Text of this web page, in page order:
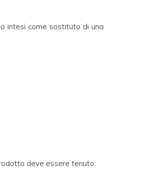
intesi come sostituto di una
deve essere tenuto